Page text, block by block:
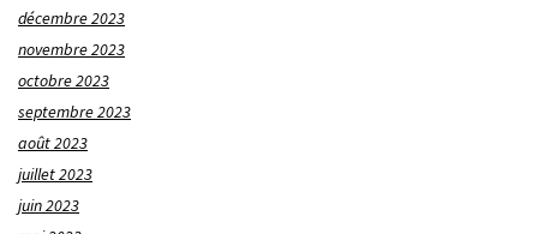
décembre 2023
novembre 2023
octobre 2023
septembre 2023
août 2023
juillet 2023
juin 2023